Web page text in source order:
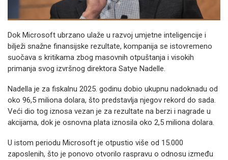
Dok Microsoft ubrzano ulaže u razvoj umjetne inteligencije i
bilježi snažne finansijske rezultate, kompanija se istovremeno
suočava s kritikama zbog masovnih otpuštanja i visokih
primanja svog izvršnog direktora Satye Nadelle.
Nadella je za fiskalnu 2025. godinu dobio ukupnu nadoknadu od
oko 96,5 miliona dolara, što predstavlja njegov rekord do sada.
Veći dio tog iznosa vezan je za rezultate na berzi i nagrade u
akcijama, dok je osnovna plata iznosila oko 2,5 miliona dolara.
U istom periodu Microsoft je otpustio više od 15.000
zaposlenih, što je ponovo otvorilo raspravu o odnosu između